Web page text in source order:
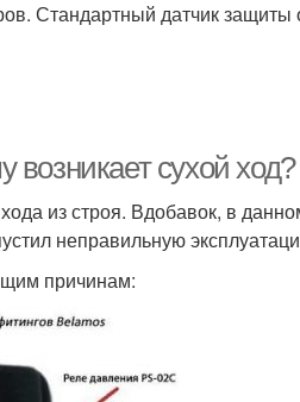
Стандартный датчик защиты
возникает сухой ход?
из строя. Вдобавок, в
неправильную
причинам: